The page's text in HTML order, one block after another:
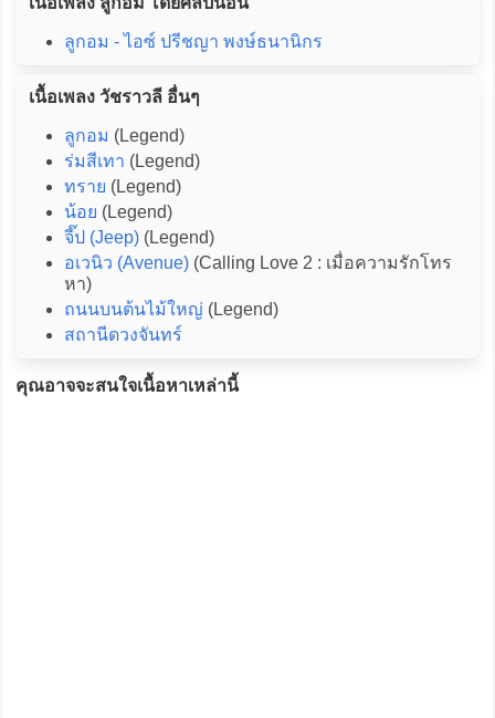
ลูกอม - ไอซ์ ปรีชญา พงษ์ธนานิกร
เนื้อเพลง วัชราวลี อื่นๆ
ลูกอม (Legend)
ร่มสีเทา (Legend)
ทราย (Legend)
น้อย (Legend)
จี๊ป (Jeep)(Legend)
อเวนิว (Avenue)(Calling Love 2 : เมื่อความรักโทร
หา)
ถนนบนต้นไม้ใหญ่ (Legend)
สถานีดวงจันทร์
คุณอาจจะสนใจเนื้อหาเหล่านี้